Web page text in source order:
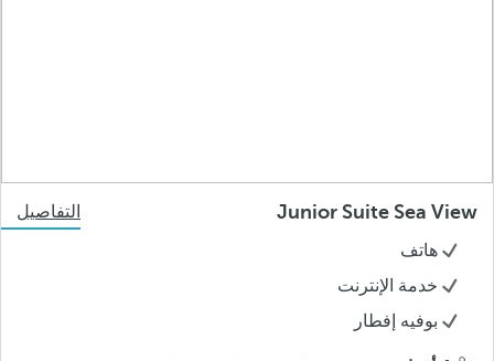
Junior Suite Sea View
التفاصيل
هاتف
خدمة الإنترنت
بوفيه إفطار